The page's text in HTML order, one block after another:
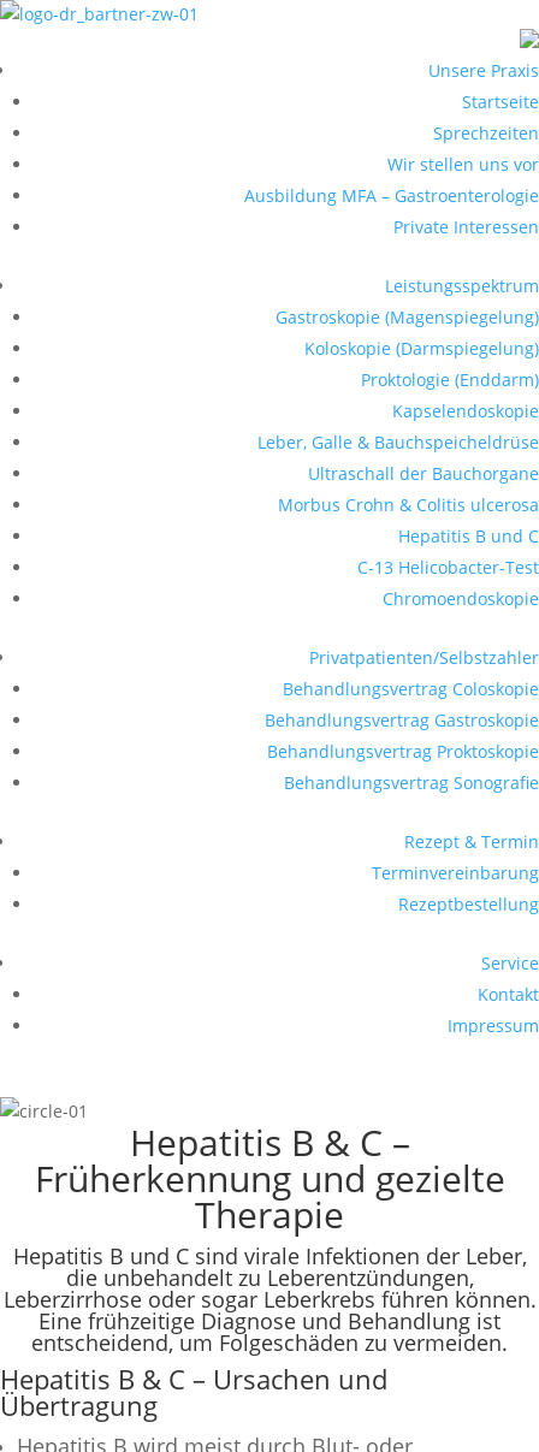
Unsere Praxis
Startseite
Sprechzeiten
Wir stellen uns vor
Ausbildung MFA – Gastroenterologie
Private Interessen
Leistungsspektrum
Gastroskopie (Magenspiegelung)
Koloskopie (Darmspiegelung)
Proktologie (Enddarm)
Kapselendoskopie
Leber, Galle & Bauchspeicheldrüse
Ultraschall der Bauchorgane
Morbus Crohn & Colitis ulcerosa
Hepatitis B und C
C-13 Helicobacter-Test
Chromoendoskopie
Privatpatienten/Selbstzahler
Behandlungsvertrag Coloskopie
Behandlungsvertrag Gastroskopie
Behandlungsvertrag Proktoskopie
Behandlungsvertrag Sonografie
Rezept & Termin
Terminvereinbarung
Rezeptbestellung
Service
Kontakt
Impressum
Hepatitis B & C –
Früherkennung und gezielte
Therapie
Hepatitis B und C sind virale Infektionen der Leber,
die unbehandelt zu Leberentzündungen,
Leberzirrhose oder sogar Leberkrebs führen können.
Eine frühzeitige Diagnose und Behandlung ist
entscheidend, um Folgeschäden zu vermeiden.
Hepatitis B & C – Ursachen und
Übertragung
Hepatitis B wird meist durch Blut- oder